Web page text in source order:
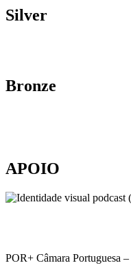
Silver
Bronze
APOIO
POR+ Câmara Portuguesa –